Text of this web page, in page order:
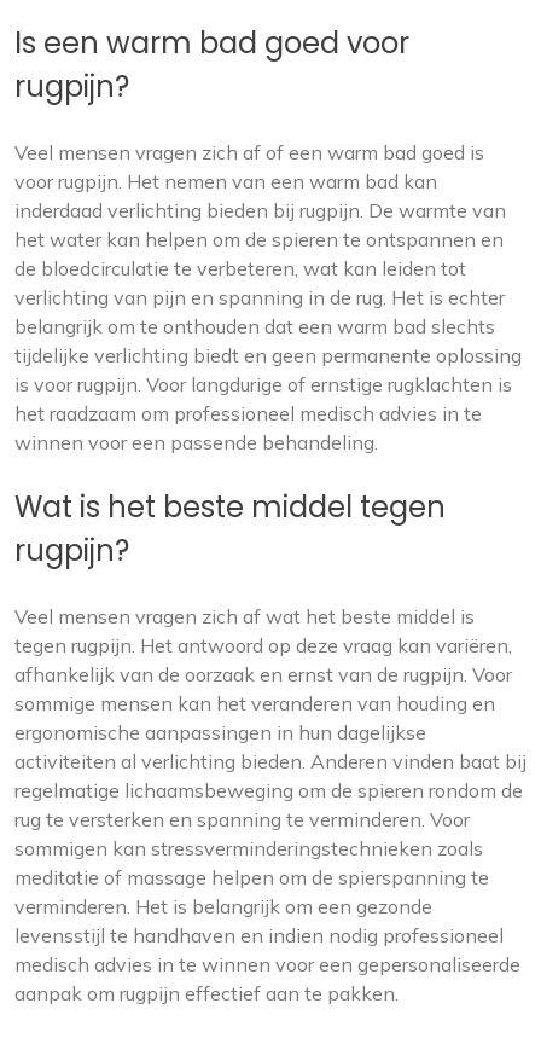
Is een warm bad goed voor
rugpijn?
Veel mensen vragen zich af of een warm bad goed is
voor rugpijn. Het nemen van een warm bad kan
inderdaad verlichting bieden bij rugpijn. De warmte van
het water kan helpen om de spieren te ontspannen en
de bloedcirculatie te verbeteren, wat kan leiden tot
verlichting van pijn en spanning in de rug. Het is echter
belangrijk om te onthouden dat een warm bad slechts
tijdelijke verlichting biedt en geen permanente oplossing
is voor rugpijn. Voor langdurige of ernstige rugklachten is
het raadzaam om professioneel medisch advies in te
winnen voor een passende behandeling.
Wat is het beste middel tegen
rugpijn?
Veel mensen vragen zich af wat het beste middel is
tegen rugpijn. Het antwoord op deze vraag kan variëren,
afhankelijk van de oorzaak en ernst van de rugpijn. Voor
sommige mensen kan het veranderen van houding en
ergonomische aanpassingen in hun dagelijkse
activiteiten al verlichting bieden. Anderen vinden baat bij
regelmatige lichaamsbeweging om de spieren rondom de
rug te versterken en spanning te verminderen. Voor
sommigen kan stressverminderingstechnieken zoals
meditatie of massage helpen om de spierspanning te
verminderen. Het is belangrijk om een ​​gezonde
levensstijl te handhaven en indien nodig professioneel
medisch advies in te winnen voor een gepersonaliseerde
aanpak om rugpijn effectief aan te pakken.